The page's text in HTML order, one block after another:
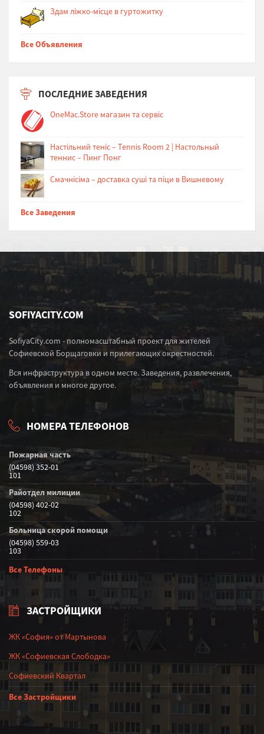
Здам ліжко-місце в гуртожитку
Все Объявления
ПОСЛЕДНИЕ ЗАВЕДЕНИЯ
OneMac.Store магазин та сервіс
Настільний теніс – Tennis Room 2 | Настольный
теннис – Пинг Понг
Cмачнісіма – доставка суші та піци в Вишневому
Все Заведения
SOFIYACITY.COM
SofiyaCity.com - полномасштабный проект для жителей
Софиевской Борщаговки и прилегающих окрестностей.
Вся инфраструктура в одном месте. Заведения, развлечения,
объявления и многое другое.
НОМЕРА ТЕЛЕФОНОВ
Пожарная часть
(04598) 352-01
101
Райотдел милиции
(04598) 402-02
102
Больница скорой помощи
(04598) 559-03
103
Все Телефоны
ЗАСТРОЙЩИКИ
ЖК «София» от Мартынова
ЖК «Софиевская Слободка»
Софиевский Квартал
Все Застройщики